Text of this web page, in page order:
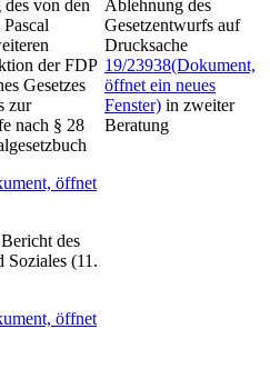
von den
der FDP
Gesetzes
zur
nach § 28
öffnet
des
Soziales (11.
öffnet
Ablehnung des
Gesetzentwurfs auf
Drucksache
19/23938(Dokument,
öffnet ein neues
Fenster) in zweiter
Beratung